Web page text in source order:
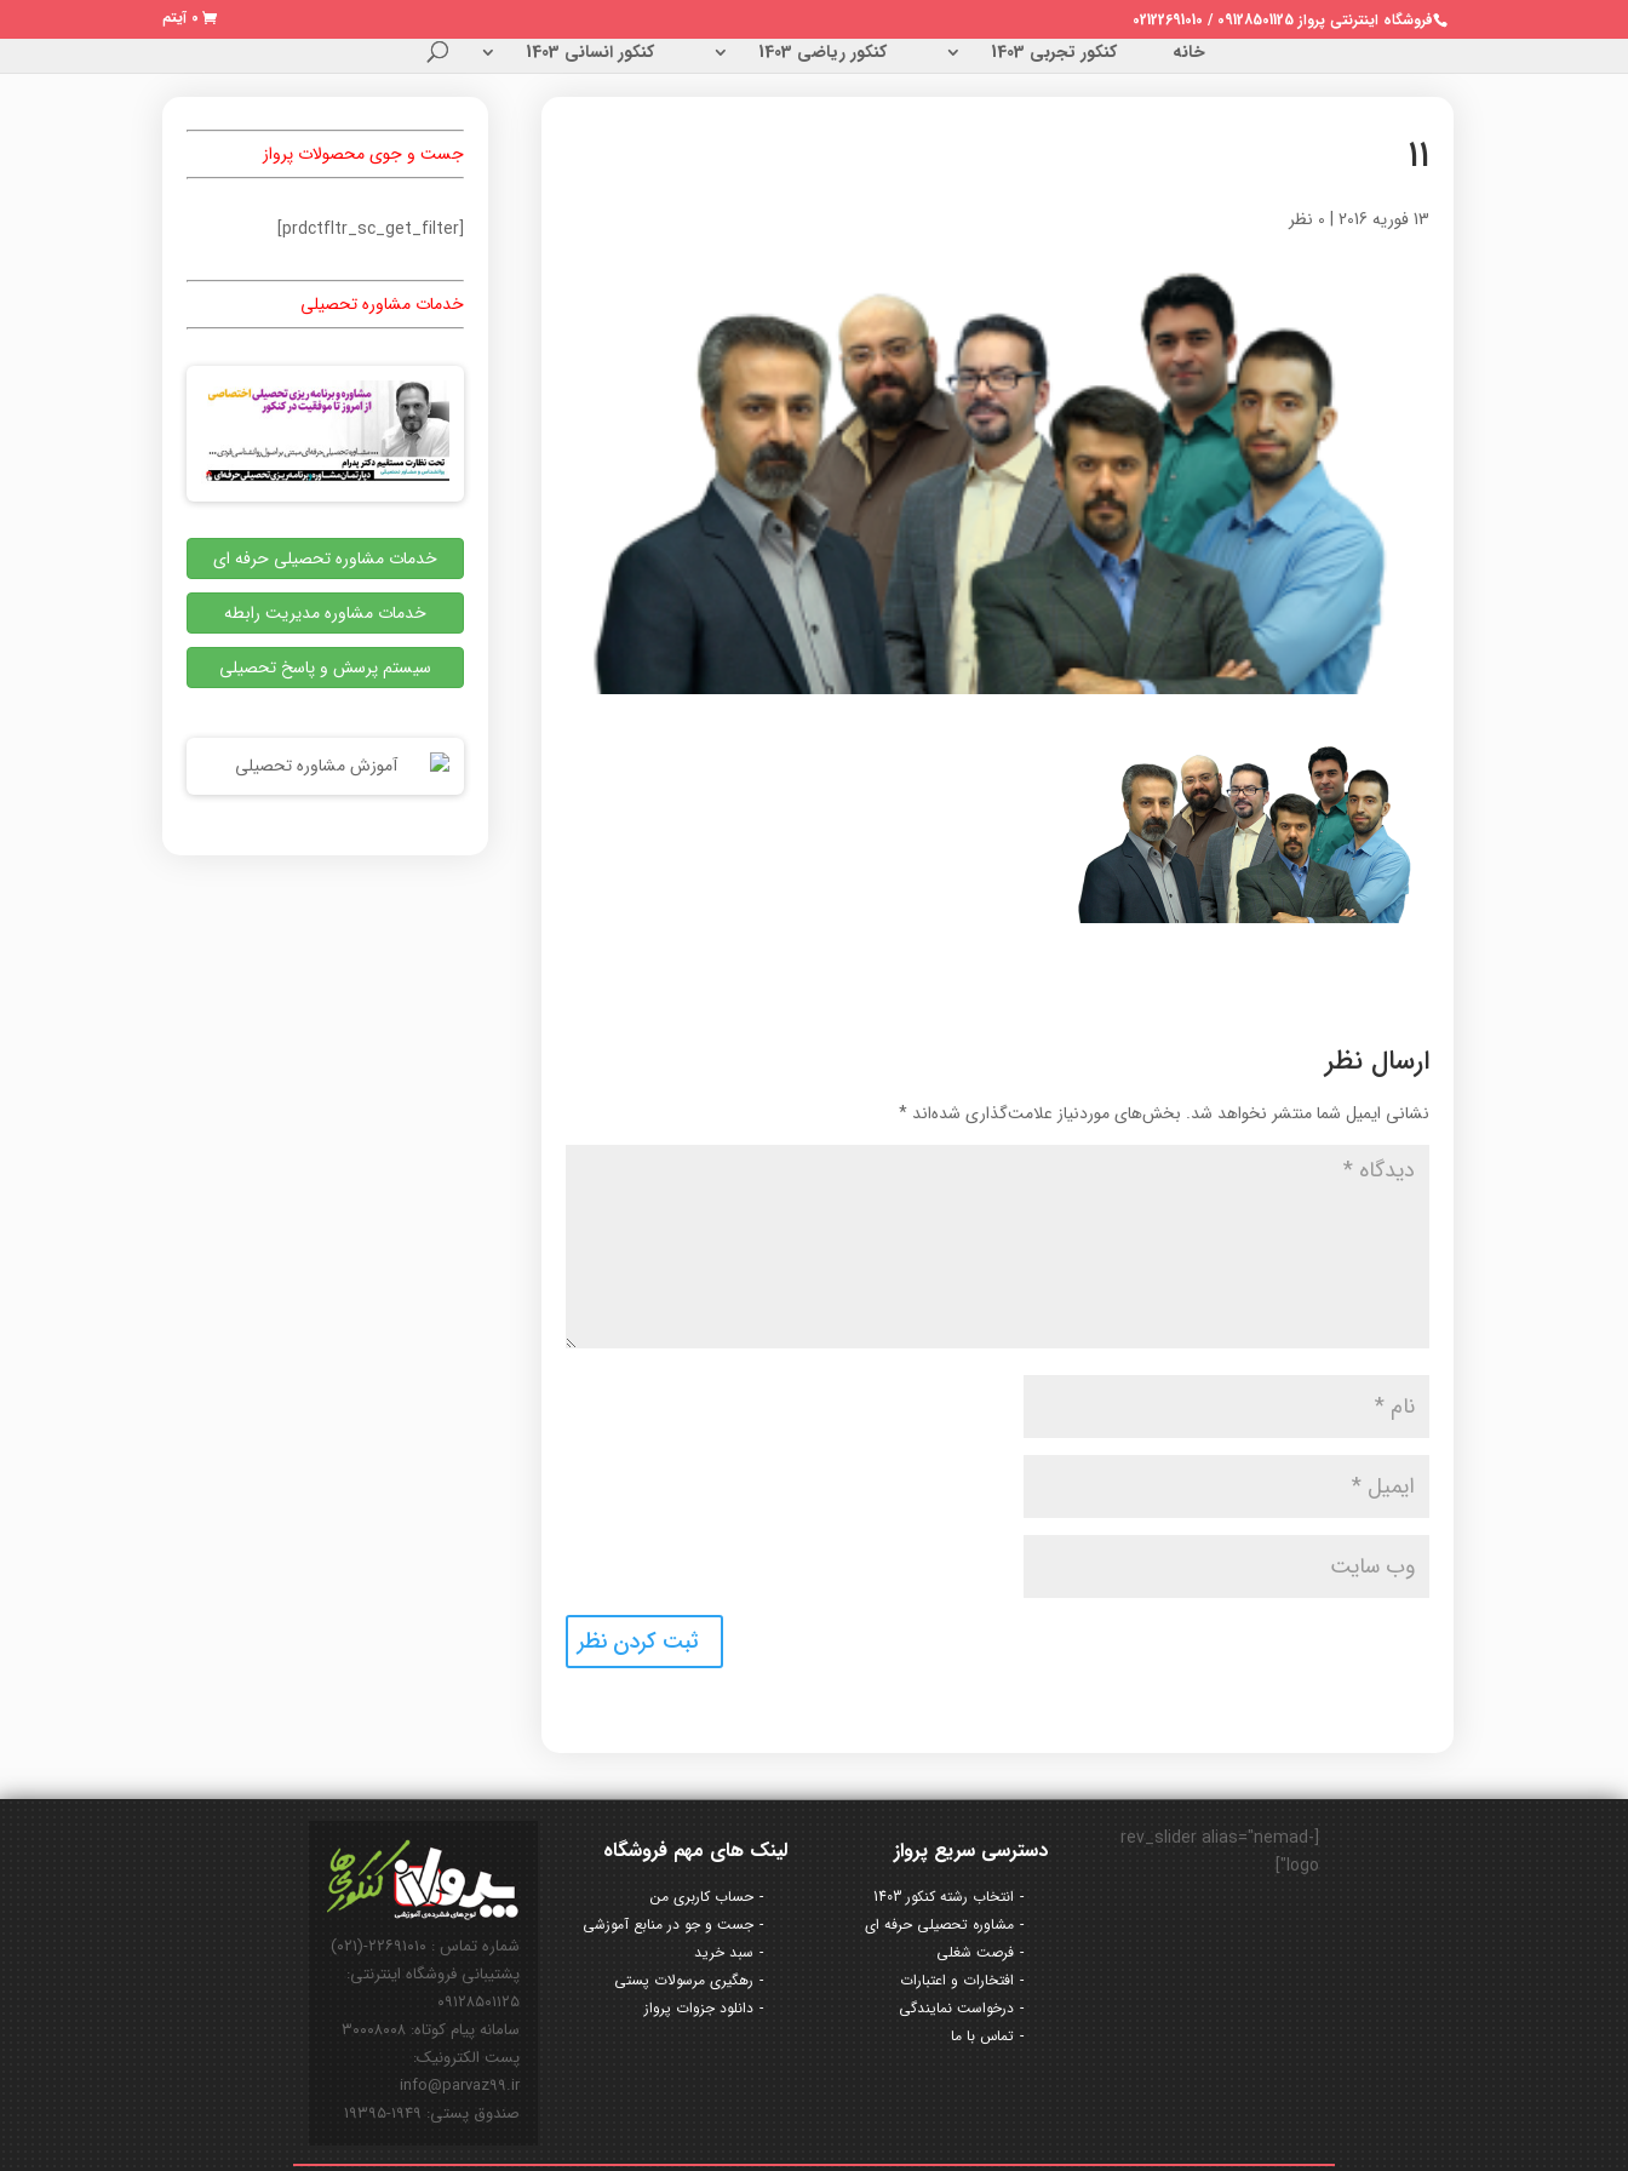
فروشگاه اینترنتی پرواز 09128501125 / 02122691010 0 آیتم
خانه کنکور تجربی 1403 کنکور ریاضی 1403 کنکور انسانی 1403
۱۱
13 فوریه 2016 | 0 نظر
ارسال نظر
نشانی ایمیل شما منتشر نخواهد شد. بخش‌های موردنیاز علامت‌گذاری شده‌اند*
جست و جوی محصولات پرواز
[prdctfltr_sc_get_filter]
خدمات مشاوره تحصیلی
خدمات مشاوره تحصیلی حرفه ای
خدمات مشاوره مدیریت رابطه
سیستم پرسش و پاسخ تحصیلی
شماره تماس : ۲۲۶۹۱۰۱۰-(۰۲۱)
پشتیبانی فروشگاه اینترنتی:
۰۹۱۲۸۵۰۱۱۲۵
سامانه پیام کوتاه: ۳۰۰۰۸۰۰۸
پست الکترونیک:
info@parvaz99.ir
صندوق پستی: ۱۹۴۹-۱۹۳۹۵
لینک های مهم فروشگاه
حساب کاربری من
جست و جو در منابع آموزشی
سبد خرید
رهگیری مرسولات پستی
دانلود جزوات پرواز
دسترسی سریع پرواز
انتخاب رشته کنکور 1403
مشاوره تحصیلی حرفه ای
فرصت شغلی
افتخارات و اعتبارات
درخواست نمایندگی
تماس با ما
[rev_slider alias="nemad-
logo"]